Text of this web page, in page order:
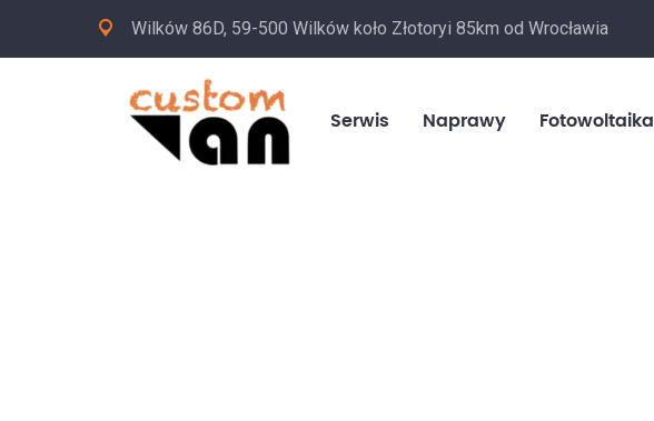
Wilków 86D, 59-500 Wilków koło Złotoryi 85km od Wrocławia
Serwis Naprawy Fotowoltaika